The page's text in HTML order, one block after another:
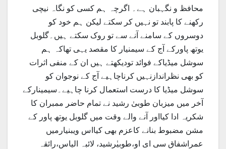
محافظ و نگہبان ہے۔ اگرچہ ہم کسی کو نگاہ نیچی
رکھنے کا پابند تو نہیں کر سکتے لیکن ہم خود کو
دوسروں کے سامنے آنے سے تو روک سکتے ہیں۔گلوبل
یوتھ پاورکے آج کے سیمنیار کا مقصد یہی تھاکہ ہم
سوشل میڈیاکے فوائد تودیکھتے ہیں ان کے منفی اثرات
کو بھی نظراندازنہیں کرناچاہیے آج کے نوجوان کو
سوشل میڈیا کا درست استعمال کرنا چاہیے۔سیمینارکے
آخر میں میزبان طوبیٰ رشید نے تمام حاضر ممبران کا
شکریہ ادا کیااور آنے والے وقت میں گلوبل یوتھ پاور کے
مشن مضبوط بنانے کاعزم بھی کیااس ویبنیارمیں
عمراشفاق سی ای او،طوبیٰرشید، لائبہ الیاس،رائقہ